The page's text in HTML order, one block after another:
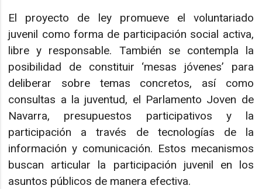
El proyecto de ley promueve el voluntariado
juvenil como forma de participación social activa,
libre y responsable. También se contempla la
posibilidad de constituir ‘mesas jóvenes’ para
deliberar sobre temas concretos, así como
consultas a la juventud, el Parlamento Joven de
Navarra, presupuestos participativos y la
participación a través de tecnologías de la
información y comunicación. Estos mecanismos
buscan articular la participación juvenil en los
asuntos públicos de manera efectiva.